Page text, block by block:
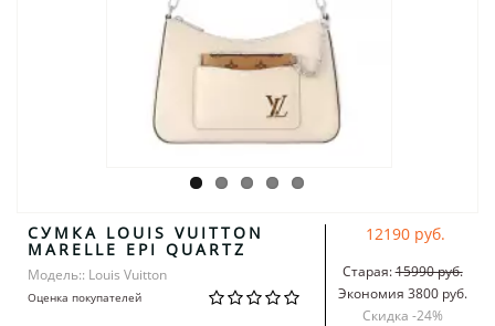
CУМКА LOUIS VUITTON
MARELLE EPI QUARTZ
Модель:: Louis Vuitton
Оценка покупателей
12190 руб.
Старая:15990 руб.
Экономия 3800 руб.
Скидка -24%